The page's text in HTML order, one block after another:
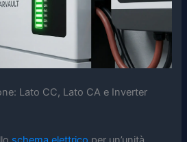
Lato CC, Lato CA e Inverter